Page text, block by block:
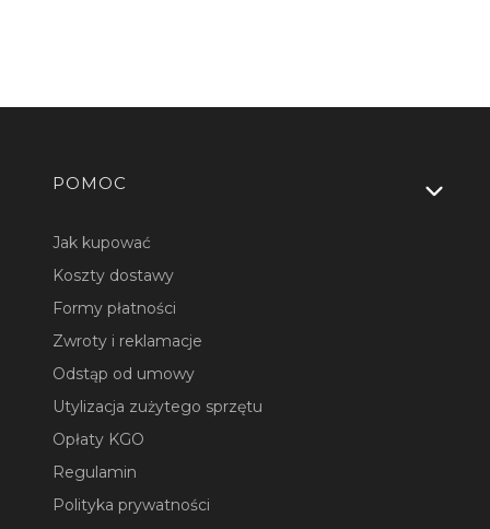
Linki w stopce
POMOC
Jak kupować
Koszty dostawy
Formy płatności
Zwroty i reklamacje
Odstąp od umowy
Utylizacja zużytego sprzętu
Opłaty KGO
Regulamin
Polityka prywatności